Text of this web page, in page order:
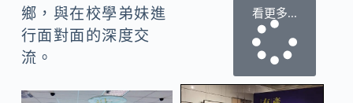
鄉，與在校學弟妹進
行面對面的深度交
流。
看更多...